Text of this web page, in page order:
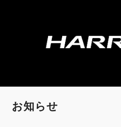
お知らせ